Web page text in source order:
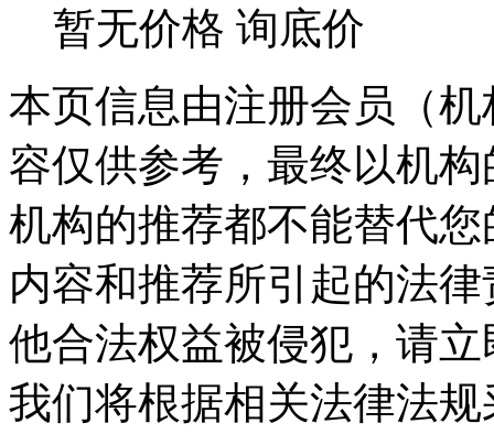
暂无价格 询底价
本页信息由注册会员（
容仅供参考，最终以机
机构的推荐都不能替代
内容和推荐所引起的法
他合法权益被侵犯，请
我们将根据相关法律法